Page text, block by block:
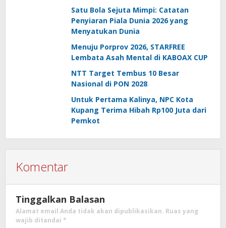
Satu Bola Sejuta Mimpi: Catatan
Penyiaran Piala Dunia 2026 yang
Menyatukan Dunia
Menuju Porprov 2026, STARFREE
Lembata Asah Mental di KABOAX CUP
NTT Target Tembus 10 Besar
Nasional di PON 2028
Untuk Pertama Kalinya, NPC Kota
Kupang Terima Hibah Rp100 Juta dari
Pemkot
Komentar
Tinggalkan Balasan
Alamat email Anda tidak akan dipublikasikan. Ruas yang
wajib ditandai *